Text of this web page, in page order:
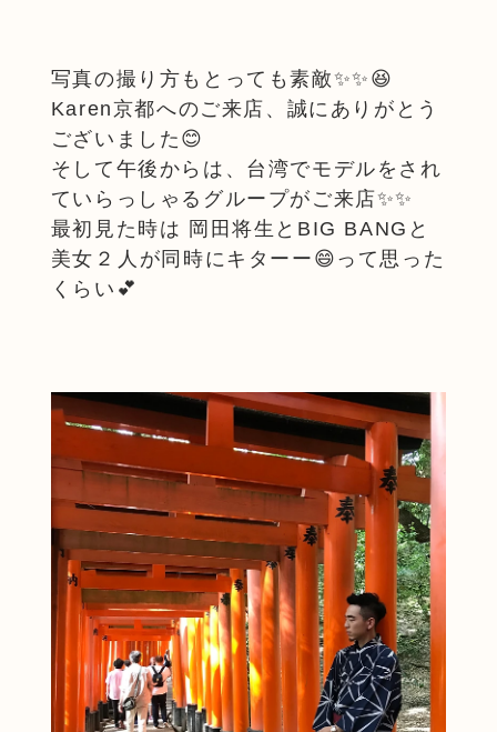
写真の撮り方もとっても素敵✨✨😆
Karen京都へのご来店、誠にありがとう
ございました😊
そして午後からは、台湾でモデルをされ
ていらっしゃるグループがご来店✨✨
最初見た時は 岡田将生とBIG BANGと
美女２人が同時にキターー😄って思った
くらい💕